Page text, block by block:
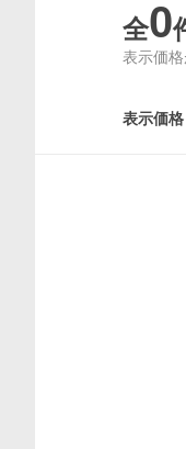
全0
表示価
表示価格